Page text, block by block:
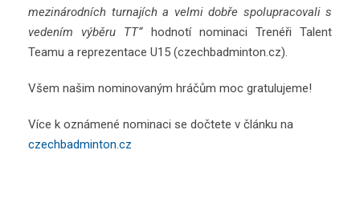
mezinárodních turnajích a velmi dobře spolupracovali s
vedením výběru TT“hodnotí nominaci Trenéři Talent
Teamu a reprezentace U15 (czechbadminton.cz).
Všem našim nominovaným hráčům moc gratulujeme!
Více k oznámené nominaci se dočtete v článku na
czechbadminton.cz